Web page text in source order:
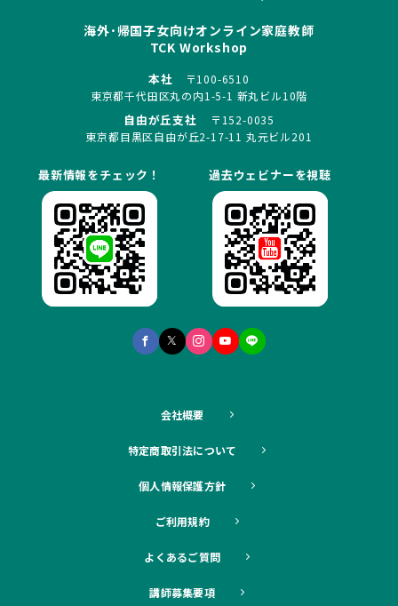
海外･帰国子女向けオンライン家庭教師
TCK Workshop
本社
〒100-6510
東京都千代田区丸の内1-5-1 新丸ビル10階
自由が丘支社
〒152-0035
東京都目黒区自由が丘2-17-11 丸元ビル201
最新情報をチェック！ 過去ウェビナーを視聴
会社概要
特定商取引法について
個人情報保護方針
ご利用規約
よくあるご質問
講師募集要項